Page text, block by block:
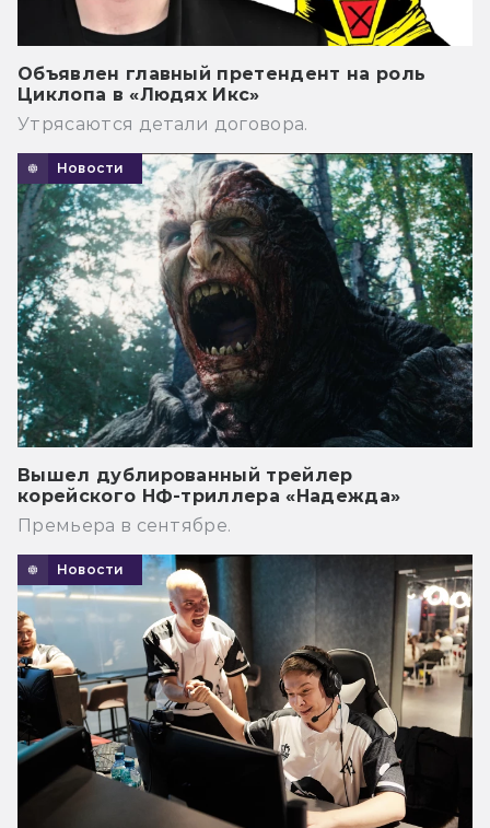
Объявлен главный претендент на роль
Циклопа в «Людях Икс»
Утрясаются детали договора.
Новости
Вышел дублированный трейлер
корейского НФ-триллера «Надежда»
Премьера в сентябре.
Новости